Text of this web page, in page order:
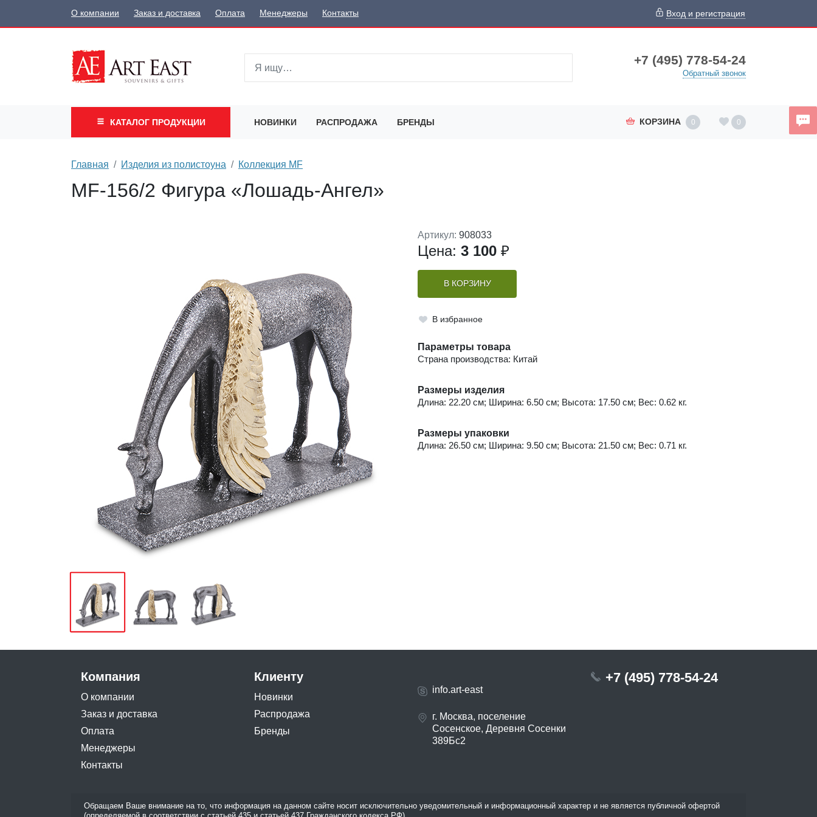
О компании Заказ и доставка Оплата Менеджеры Контакты Вход и регистрация
+7 (495) 778-54-24
Обратный звонок
КАТАЛОГ ПРОДУКЦИИ НОВИНКИ РАСПРОДАЖА БРЕНДЫ КОРЗИНА 0 0
Главная Изделия из полистоуна Коллекция MF
MF-156/2 Фигура «Лошадь-Ангел»
Артикул: 908033
Цена: 3 100 ₽
В КОРЗИНУ
В избранное
Параметры товара
Страна производства: Китай
Размеры изделия
Длина: 22.20 см; Ширина: 6.50 см; Высота: 17.50 см; Вес: 0.62 кг.
Размеры упаковки
Длина: 26.50 см; Ширина: 9.50 см; Высота: 21.50 см; Вес: 0.71 кг.
Компания
О компании
Заказ и доставка
Оплата
Менеджеры
Контакты
Клиенту
Новинки
Распродажа
Бренды
info.art-east
г. Москва, поселение
Сосенское, Деревня Сосенки
389Бс2
+7 (495) 778-54-24
Обращаем Ваше внимание на то, что информация на данном сайте носит исключительно уведомительный и информационный характер и не является публичной офертой